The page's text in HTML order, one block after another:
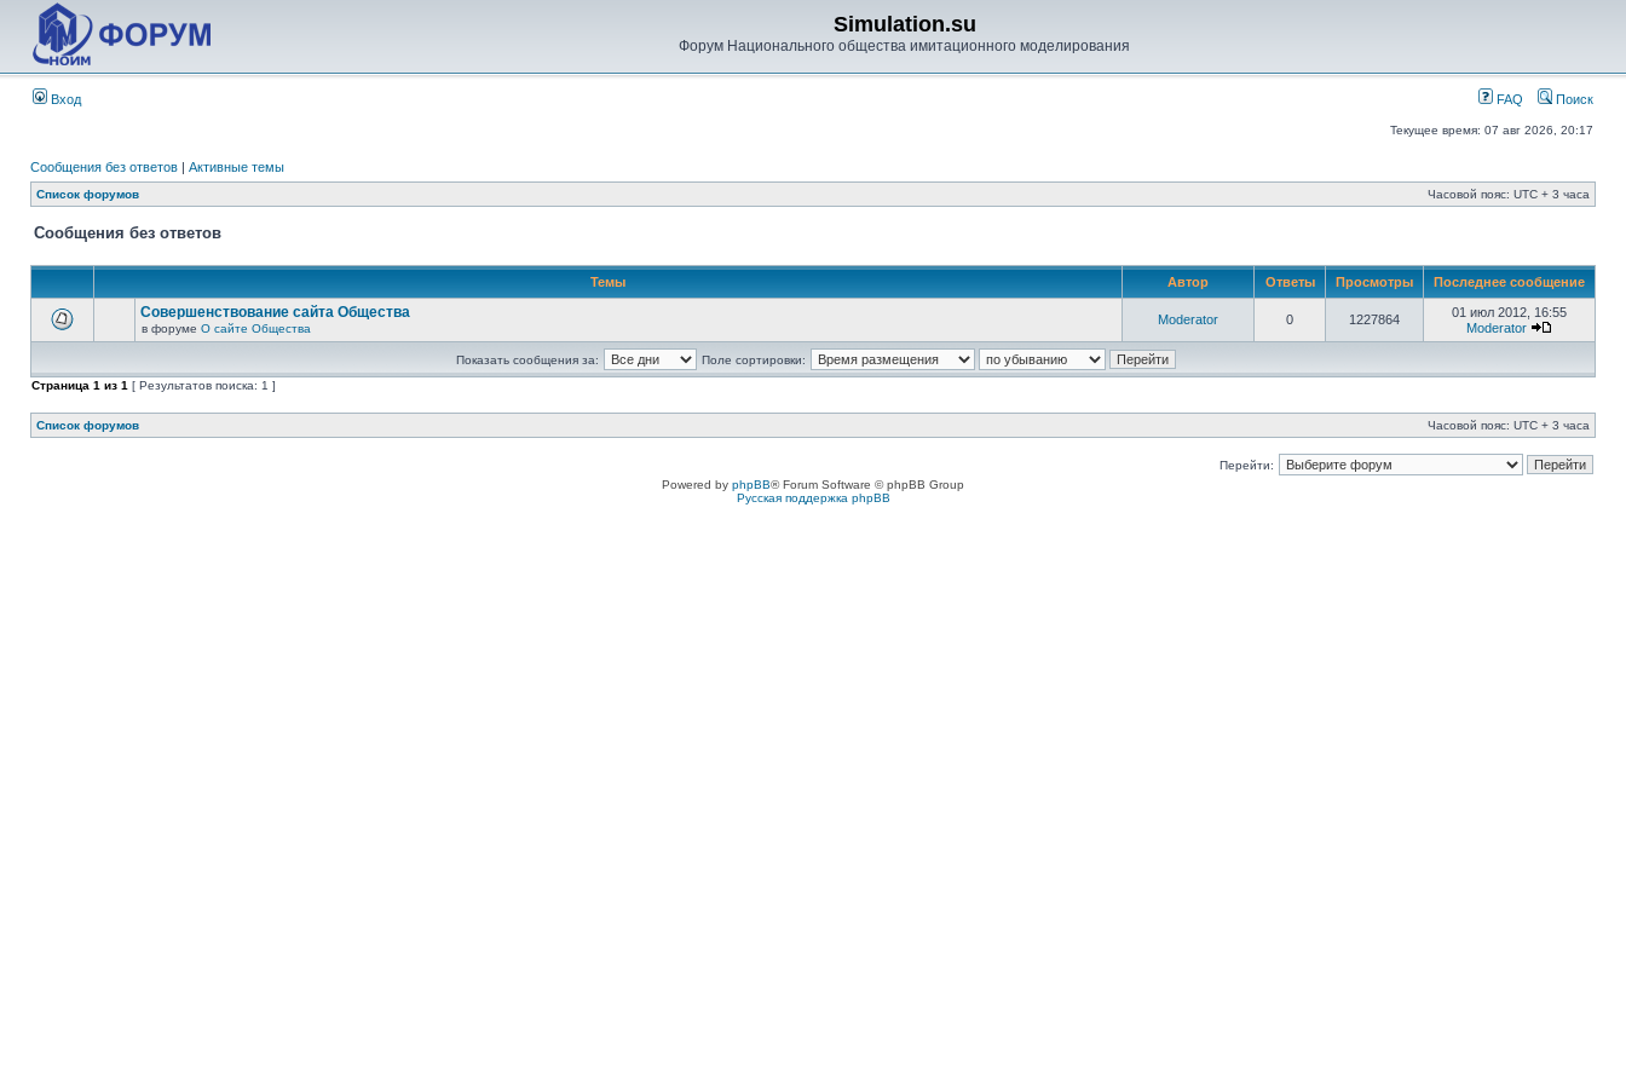
Simulation.su
Форум Национального общества имитационного моделирования
Вход FAQ Поиск
Текущее время: 07 авг 2026, 20:17
Сообщения без ответов | Активные темы
Список форумов Часовой пояс: UTC + 3 часа
Сообщения без ответов
Темы Автор Ответы Просмотры Последнее сообщение
Совершенствование сайта Общества
в форуме О сайте Общества
Moderator 0 1227864
01 июл 2012, 16:55
Moderator
Показать сообщения за:
Поле сортировки:
Страница 1 из 1 [ Результатов поиска: 1 ]
Список форумов Часовой пояс: UTC + 3 часа
Перейти:
Powered by phpBB® Forum Software © phpBB Group
Русская поддержка phpBB